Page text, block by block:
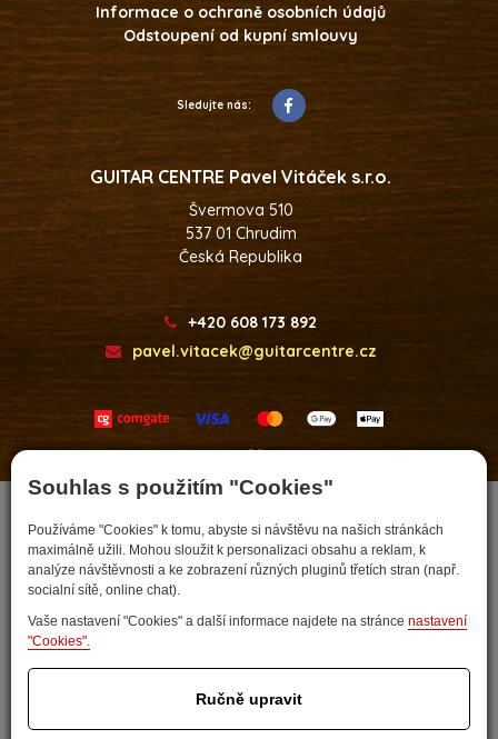
Souhlas s použitím "Cookies"
Používáme "Cookies" k tomu, abyste si návštěvu na našich stránkách
maximálně užili. Mohou sloužit k personalizaci obsahu a reklam, k
analýze návštěvnosti a ke zobrazení různých pluginů třetích stran (např.
socialní sítě, online chat).
Vaše nastavení "Cookies" a další informace najdete na stránce nastavení
"Cookies".
Ručně upravit
Informace o ochraně osobních údajů
Odstoupení od kupní smlouvy
Sledujte nás:
GUITAR CENTRE Pavel Vitáček s.r.o.
Švermova 510
537 01 Chrudim
Česká Republika
+420 608 173 892
pavel.vitacek@guitarcentre.cz
Nastavit cookies